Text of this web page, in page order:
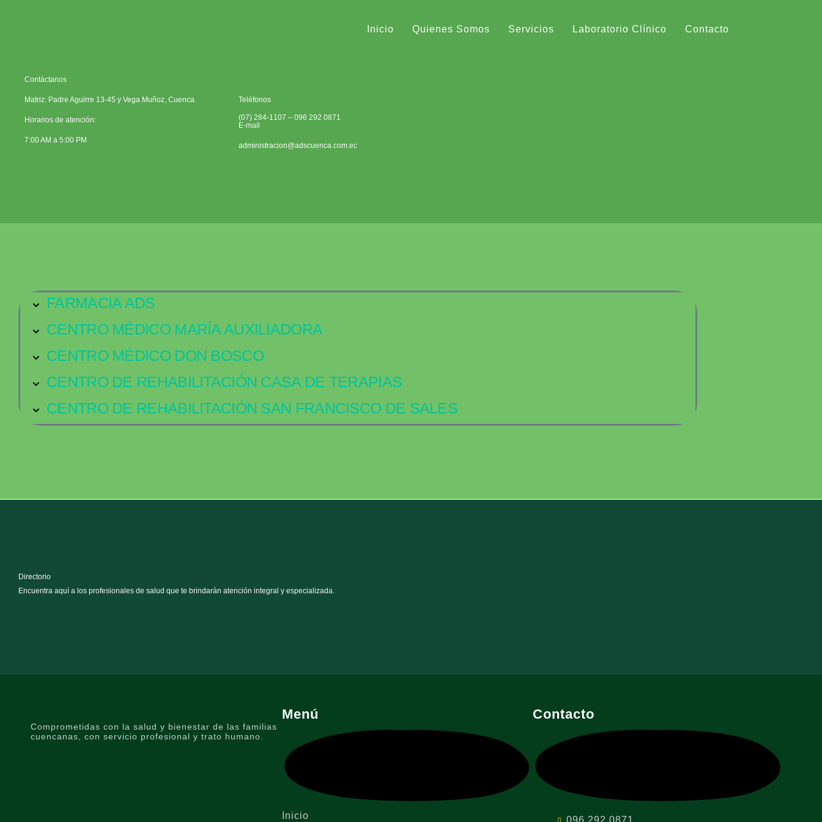
Inicio Quienes Somos Servicios Laboratorio Clínico Contacto
Contáctanos
Matriz: Padre Aguirre 13-45 y Vega Muñoz, Cuenca.
Horarios de atención:
7:00 AM a 5:00 PM
Teléfonos
(07) 284-1107 – 096 292 0871
E-mail
administracion@adscuenca.com.ec
FARMACIA ADS
CENTRO MÉDICO MARÍA AUXILIADORA
CENTRO MÉDICO DON BOSCO
CENTRO DE REHABILITACIÓN CASA DE TERAPIAS
CENTRO DE REHABILITACIÓN SAN FRANCISCO DE SALES
Directorio
Encuentra aquí a los profesionales de salud que te brindarán atención integral y especializada.
Comprometidas con la salud y bienestar de las familias
cuencanas, con servicio profesional y trato humano.
Menú
Inicio
Contacto
096 292 0871